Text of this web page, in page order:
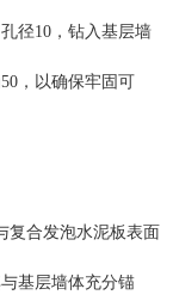
径10，钻入基层墙
，以确保牢固可
复合发泡水泥板表面
基层墙体充分锚